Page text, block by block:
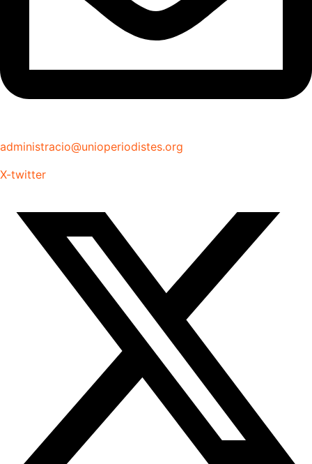
administracio@unioperiodistes.org
X-twitter